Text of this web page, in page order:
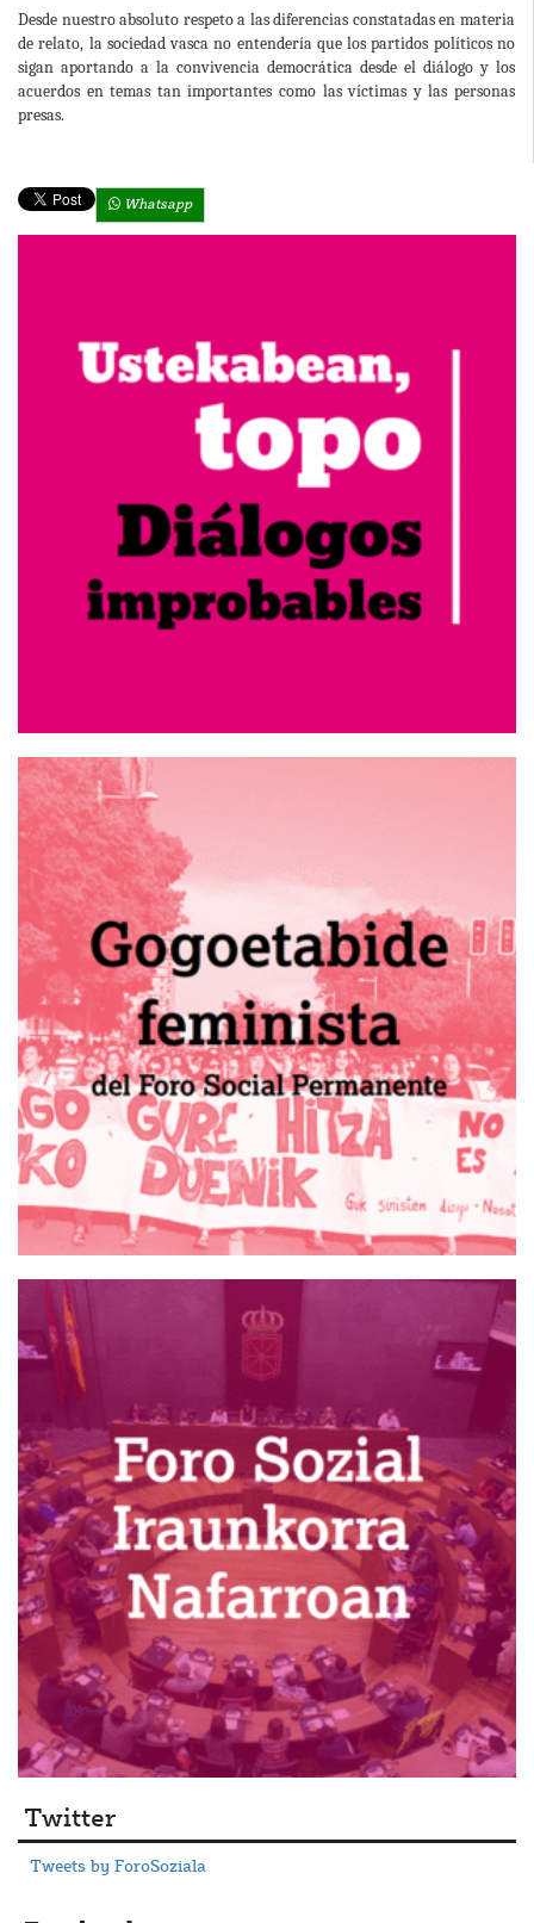
Desde nuestro absoluto respeto a las diferencias constatadas en materia
de relato, la sociedad vasca no entendería que los partidos políticos no
sigan aportando a la convivencia democrática desde el diálogo y los
acuerdos en temas tan importantes como las víctimas y las personas
presas.
Whatsapp
Twitter
Tweets by ForoSoziala